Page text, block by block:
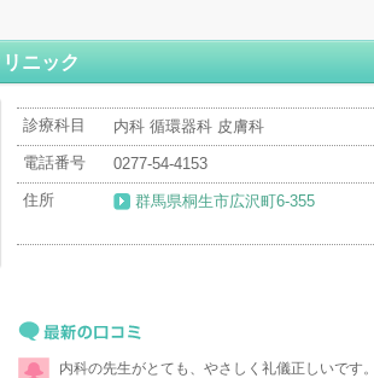
ニック
診療科目
内科 循環器科 皮膚科
電話番号
0277-54-4153
住所
群馬県桐生市広沢町6-355
最新の口コミ内科の先生がとても、やさしく礼儀正しいです